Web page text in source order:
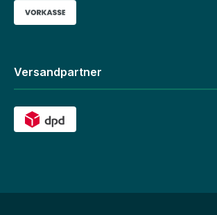
Versandpartner